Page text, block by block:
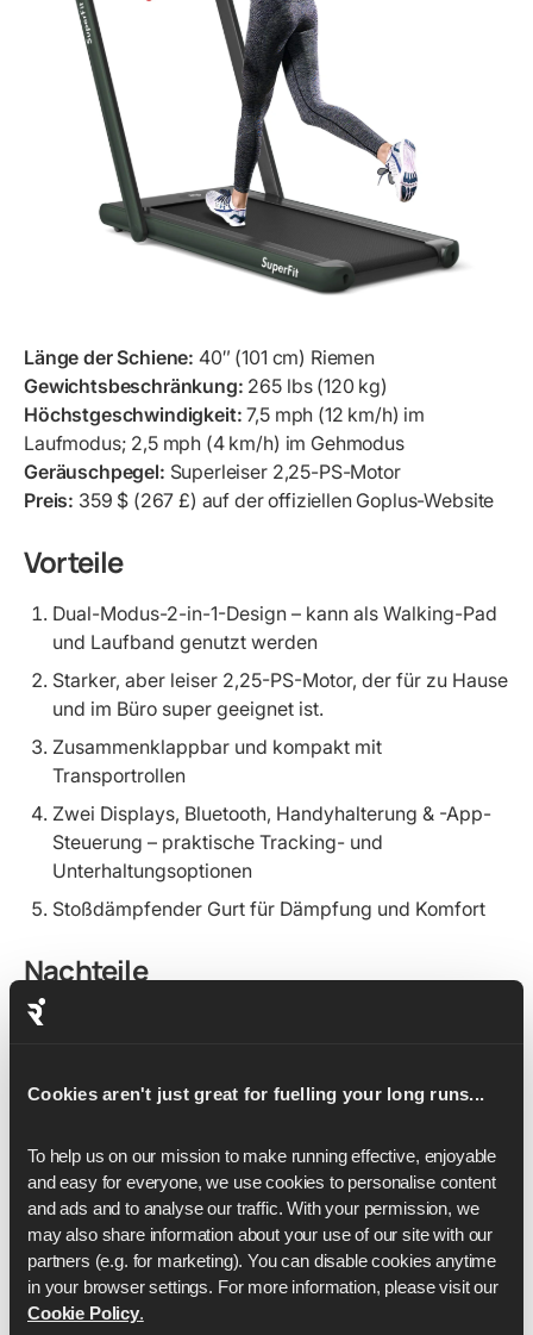
Cookies aren't just great for fuelling your long runs...
To help us on our mission to make running effective, enjoyable
and easy for everyone, we use cookies to personalise content
and ads and to analyse our traffic. With your permission, we
may also share information about your use of our site with our
partners (e.g. for marketing). You can disable cookies anytime
in your browser settings. For more information, please visit our
Cookie Policy.
Länge der Schiene: 40″ (101 cm) Riemen
Gewichtsbeschränkung: 265 lbs (120 kg)
Höchstgeschwindigkeit: 7,5 mph (12 km/h) im
Laufmodus; 2,5 mph (4 km/h) im Gehmodus
Geräuschpegel: Superleiser 2,25-PS-Motor
Preis: 359 $ (267 £) auf der offiziellen Goplus-Website
Vorteile
Dual-Modus-2-in-1-Design – kann als Walking-Pad
und Laufband genutzt werden
Starker, aber leiser 2,25-PS-Motor, der für zu Hause
und im Büro super geeignet ist.
Zusammenklappbar und kompakt mit
Transportrollen
Zwei Displays, Bluetooth, Handyhalterung & -App-
Steuerung – praktische Tracking- und
Unterhaltungsoptionen
Stoßdämpfender Gurt für Dämpfung und Komfort
Nachteile
Warum wir es lieben
DasGoPlus 2-in-1-Klapp-Laufbandmit zwei Displays ist
das beste Laufband insgesamt, weil es Leistung,
Vielseitigkeit und Preis super in Einklang bringt. Im
Gegensatz zu vielen anderen Laufbändern, die nur